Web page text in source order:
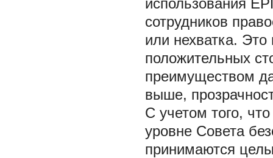
использования
сотрудников
или нехватка.
положительных
преимуществом
выше,
С учетом того,
уровне Совета
принимаются